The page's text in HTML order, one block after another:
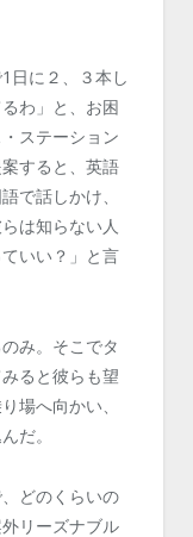
日に２、３本し
わ」と、お困
ステーション
すると、英語
で話しかけ、
は知らない人
いい？」と言
み。そこでタ
ると彼らも望
場へ向かい、
だ。
どのくらいの
リーズナブル